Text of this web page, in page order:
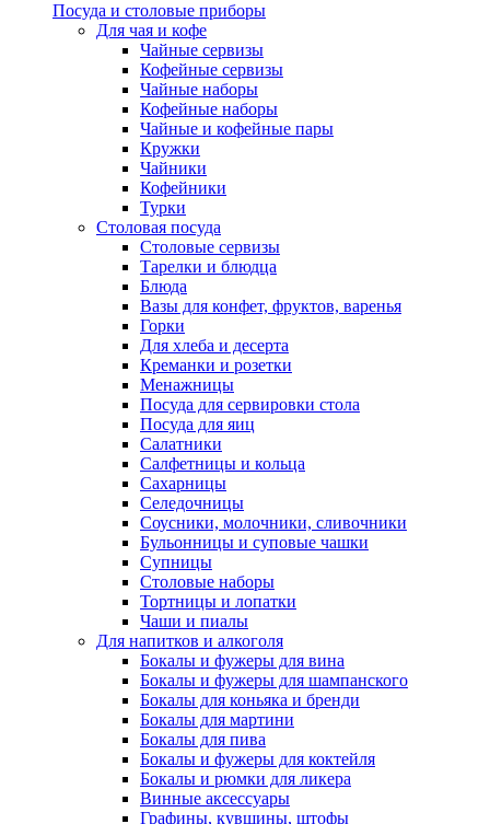
Посуда и столовые приборы
Для чая и кофе
Чайные сервизы
Кофейные сервизы
Чайные наборы
Кофейные наборы
Чайные и кофейные пары
Кружки
Чайники
Кофейники
Турки
Столовая посуда
Столовые сервизы
Тарелки и блюдца
Блюда
Вазы для конфет, фруктов, варенья
Горки
Для хлеба и десерта
Креманки и розетки
Менажницы
Посуда для сервировки стола
Посуда для яиц
Салатники
Салфетницы и кольца
Сахарницы
Селедочницы
Соусники, молочники, сливочники
Бульонницы и суповые чашки
Супницы
Столовые наборы
Тортницы и лопатки
Чаши и пиалы
Для напитков и алкоголя
Бокалы и фужеры для вина
Бокалы и фужеры для шампанского
Бокалы для коньяка и бренди
Бокалы для мартини
Бокалы для пива
Бокалы и фужеры для коктейля
Бокалы и рюмки для ликера
Винные аксессуары
Графины, кувшины, штофы